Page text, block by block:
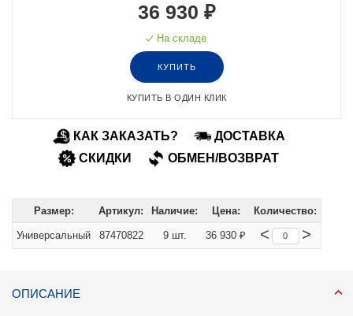
36 930 ₽
На складе
КУПИТЬ
КУПИТЬ В ОДИН КЛИК
КАК ЗАКАЗАТЬ?
ДОСТАВКА
СКИДКИ
ОБМЕН/ВОЗВРАТ
Размер: Артикул: Наличие: Цена: Количество:
Универсальный 87470822 9 шт. 36 930 ₽ < >
ОПИСАНИЕ